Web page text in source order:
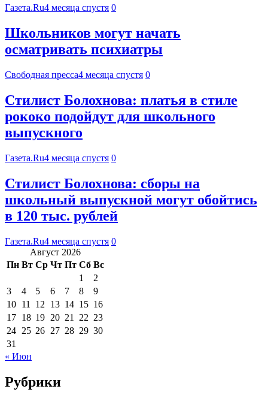
Газета.Ru4 месяца спустя 0
Школьников могут начать
осматривать психиатры
Свободная пресса4 месяца спустя 0
Стилист Болохнова: платья в стиле
рококо подойдут для школьного
выпускного
Газета.Ru4 месяца спустя 0
Стилист Болохнова: сборы на
школьный выпускной могут обойтись
в 120 тыс. рублей
Газета.Ru4 месяца спустя 0
Август 2026
Пн Вт Ср Чт Пт Сб Вс
1
2
3
4 5 6 7 8
9
10 11 12 13 14 15 16
17 18 19 20 21 22 23
24 25 26 27 28 29 30
31
« Июн
Рубрики